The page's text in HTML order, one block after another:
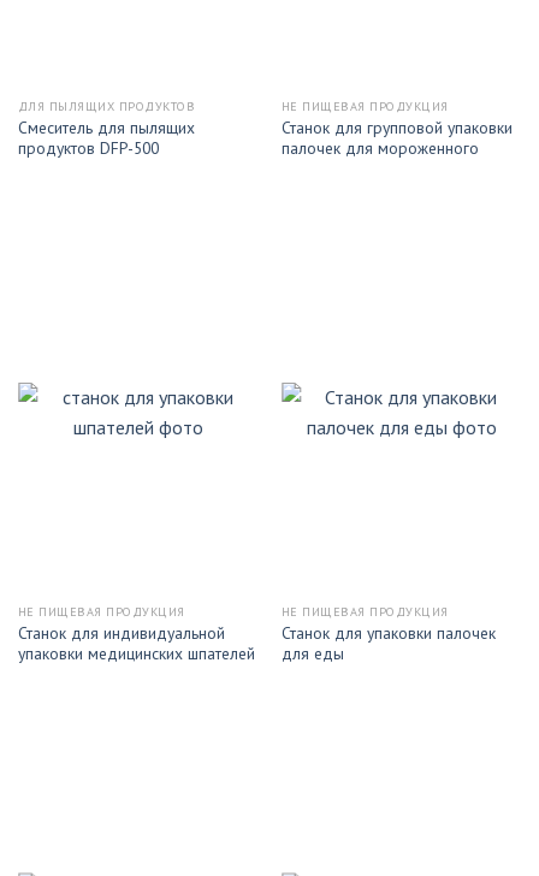
ДЛЯ ПЫЛЯЩИХ ПРОДУКТОВ
Смеситель для пылящих
продуктов DFP-500
НЕ ПИЩЕВАЯ ПРОДУКЦИЯ
Станок для групповой упаковки
палочек для мороженного
НЕ ПИЩЕВАЯ ПРОДУКЦИЯ
Станок для индивидуальной
упаковки медицинских шпателей
НЕ ПИЩЕВАЯ ПРОДУКЦИЯ
Станок для упаковки палочек
для еды